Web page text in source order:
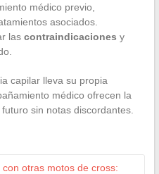
médico previo,
asociados.
las contraindicaciones y
capilar lleva su propia
médico ofrecen la
sin notas discordantes.
otras motos de cross: